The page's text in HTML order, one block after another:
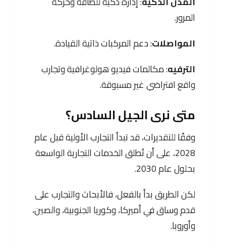
المرور.
المواصلات: دعم المركبات ذاتية القيادة.
الترفيه: مكالمات فيديو هولوغرافية وتجارب
واقع افتراضي غير مسبوقة.
متى نرى الجيل السادس؟
وفقًا للتقديرات، قد تبدأ التجارب الأولية قبل عام
2028، على أن تُطلق الخدمات التجارية الواسعة
بحلول عام 2030.
لكن الطريق بدأ بالفعل، فالأبحاث والتجارب على
قدم وساق في أميركا، وكوريا الجنوبية، والصين،
وأوروبا.